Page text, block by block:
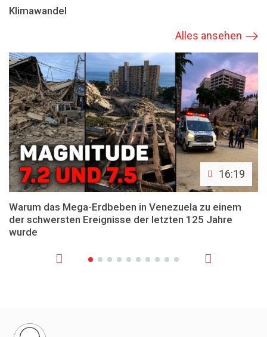
Klimawandel
Alles ansehen
16:19
Warum das Mega-Erdbeben in Venezuela zu einem
der schwersten Ereignisse der letzten 125 Jahre
wurde